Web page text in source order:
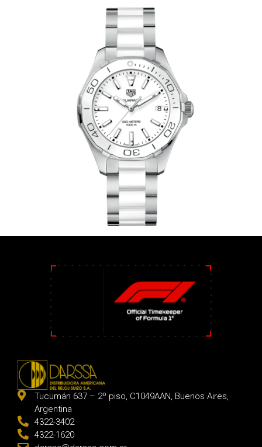
Tucumán 637 – 2º piso, C1049AAN, Buenos Aires,
Argentina
4322-3402
4322-1620